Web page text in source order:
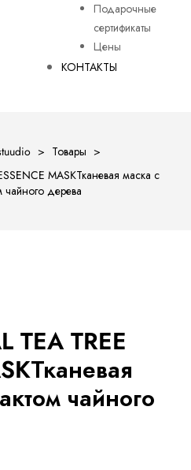
Подарочные
сертификаты
Цены
КОНТАКТЫ
> Товары >
MASKТканевая маска с
чайного дерева
TEA TREE
чайного